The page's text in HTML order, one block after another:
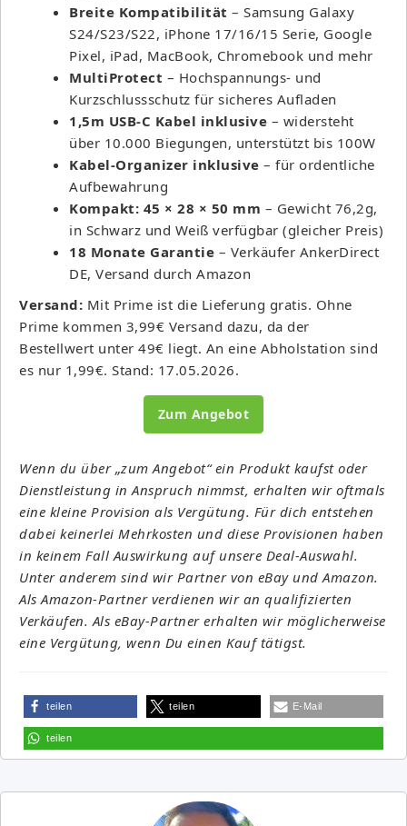
Breite Kompatibilität – Samsung Galaxy
S24/S23/S22, iPhone 17/16/15 Serie, Google
Pixel, iPad, MacBook, Chromebook und mehr
MultiProtect – Hochspannungs- und
Kurzschlussschutz für sicheres Aufladen
1,5m USB-C Kabel inklusive – widersteht
über 10.000 Biegungen, unterstützt bis 100W
Kabel-Organizer inklusive – für ordentliche
Aufbewahrung
Kompakt: 45 × 28 × 50 mm – Gewicht 76,2g,
in Schwarz und Weiß verfügbar (gleicher Preis)
18 Monate Garantie – Verkäufer AnkerDirect
DE, Versand durch Amazon
Versand: Mit Prime ist die Lieferung gratis. Ohne
Prime kommen 3,99€ Versand dazu, da der
Bestellwert unter 49€ liegt. An eine Abholstation sind
es nur 1,99€. Stand: 17.05.2026.
Zum Angebot
Wenn du über „zum Angebot“ ein Produkt kaufst oder
Dienstleistung in Anspruch nimmst, erhalten wir oftmals
eine kleine Provision als Vergütung. Für dich entstehen
dabei keinerlei Mehrkosten und diese Provisionen haben
in keinem Fall Auswirkung auf unsere Deal-Auswahl.
Unter anderem sind wir Partner von eBay und Amazon.
Als Amazon-Partner verdienen wir an qualifizierten
Verkäufen. Als eBay-Partner erhalten wir möglicherweise
eine Vergütung, wenn Du einen Kauf tätigst.
teilen teilen E-Mail
teilen